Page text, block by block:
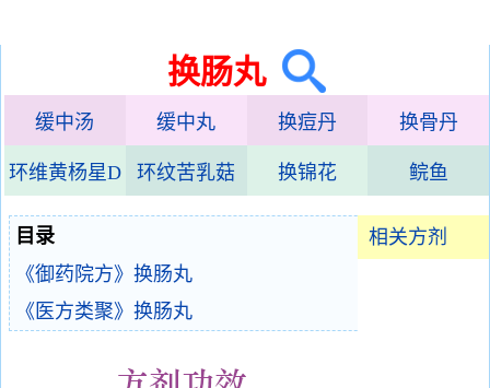
换肠丸
缓中汤 缓中丸 换痘丹 换骨丹
环维黄杨星D 环纹苦乳菇 换锦花 鲩鱼
相关方剂
目录
《御药院方》换肠丸
《医方类聚》换肠丸